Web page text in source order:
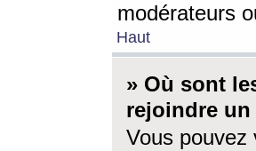
modérateurs
Haut
» Où sont
rejoindre un
Vous pouvez